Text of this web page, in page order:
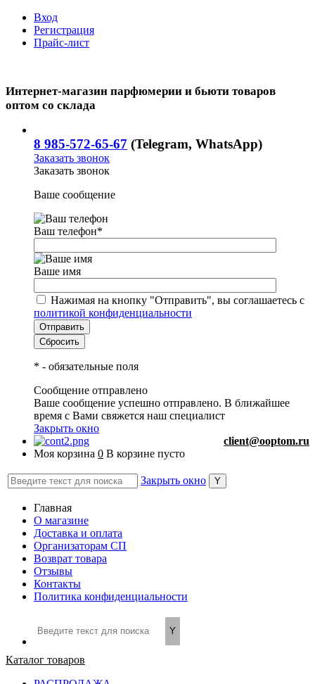
Вход
Регистрация
Прайс-лист
Интернет-магазин парфюмерии и бьюти товаров
оптом со склада
8 985-572-65-67 (Telegram, WhatsApp)
Заказать звонок
Заказать звонок
Ваше сообщение
Ваш телефон*
Ваше имя
Нажимая на кнопку "Отправить", вы соглашаетесь с
политикой конфиденциальности
* - обязательные поля
Сообщение отправлено
Ваше сообщение успешно отправлено. В ближайшее
время с Вами свяжется наш специалист
Закрыть окно
client@ooptom.ru
Моя корзина 0 В корзине пусто
Закрыть окно
Главная
О магазине
Доставка и оплата
Организаторам СП
Возврат товара
Отзывы
Контакты
Политика конфиденциальности
Каталог товаров